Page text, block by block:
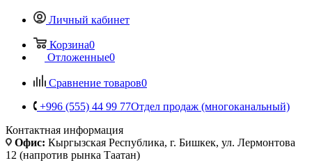
Личный кабинет
Корзина0
Отложенные0
Сравнение товаров0
+996 (555) 44 99 77Отдел продаж (многоканальный)
Контактная информация
Офис: Кыргызская Республика, г. Бишкек, ул. Лермонтова
12 (напротив рынка Таатан)